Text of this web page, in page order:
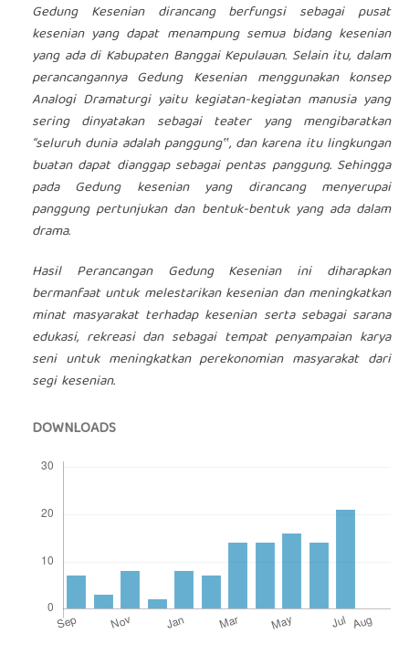
Gedung Kesenian dirancang berfungsi sebagai pusat
kesenian yang dapat menampung semua bidang kesenian
yang ada di Kabupaten Banggai Kepulauan. Selain itu, dalam
perancangannya Gedung Kesenian menggunakan konsep
Analogi Dramaturgi yaitu kegiatan-kegiatan manusia yang
sering dinyatakan sebagai teater yang mengibaratkan
“seluruh dunia adalah panggung‟, dan karena itu lingkungan
buatan dapat dianggap sebagai pentas panggung. Sehingga
pada Gedung kesenian yang dirancang menyerupai
panggung pertunjukan dan bentuk-bentuk yang ada dalam
drama.
Hasil Perancangan Gedung Kesenian ini diharapkan
bermanfaat untuk melestarikan kesenian dan meningkatkan
minat masyarakat terhadap kesenian serta sebagai sarana
edukasi, rekreasi dan sebagai tempat penyampaian karya
seni untuk meningkatkan perekonomian masyarakat dari
segi kesenian.
DOWNLOADS